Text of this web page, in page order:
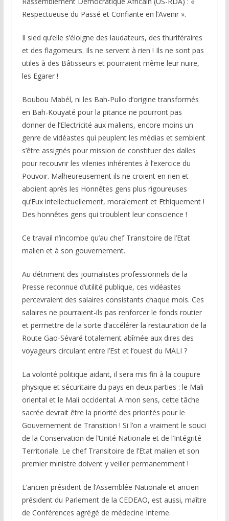
Respectueuse du Passé et Confiante en l’Avenir ».
Il sied qu’elle s’éloigne des laudateurs, des thuriféraires
et des flagorneurs. Ils ne servent à rien ! Ils ne sont pas
utiles à des Bâtisseurs et pourraient même leur nuire,
les Egarer !
Boubou Mabél, ni les Bah-Pullo d’origine transformés
en Bah-Kouyaté pour la pitance ne pourront pas
donner de l’Electricité aux maliens, encore moins un
genre de vidéastes qui peuplent les médias et semblent
s’être assignés pour mission de constituer des dalles
pour recouvrir les vilenies inhérentes à l’exercice du
Pouvoir. Malheureusement ils ne croient en rien et
aboient après les Honnêtes gens plus rigoureuses
qu’Eux intellectuellement, moralement et Ethiquement !
Des honnêtes gens qui troublent leur conscience !
Ce travail n’incombe qu’au chef Transitoire de l’Etat
malien et à son gouvernement.
Au détriment des journalistes professionnels de la
Presse reconnue d’utilité publique, ces vidéastes
percevraient des salaires consistants chaque mois. Ces
salaires ne pourraient-ils pas renforcer le fonds routier
et permettre de la sorte d’accélérer la restauration de la
Route Gao-Sévaré totalement abîmée aux dires des
voyageurs circulant entre l’Est et l’ouest du MALI ?
La volonté politique aidant, il sera mis fin à la coupure
physique et sécuritaire du pays en deux parties : le Mali
oriental et le Mali occidental. A mon sens, cette tâche
sacrée devrait être la priorité des priorités pour le
Gouvernement de Transition ! Si l’on a vraiment le souci
de la Conservation de l’Unité Nationale et de l’Intégrité
Territoriale. Le chef Transitoire de l’Etat malien et son
premier ministre doivent y veiller permanemment !
L’ancien président de l’Assemblée Nationale et ancien
président du Parlement de la CEDEAO, est aussi, maître
de Conférences agrégé de médecine Interne.